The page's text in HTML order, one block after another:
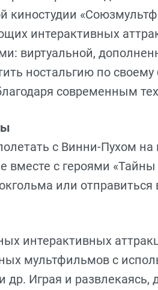
киностудии
интерактивных
виртуальной,
ностальгию по своему
современным
с Винни-Пухом
вместе с героями
или отправиться
интерактивных
мультфильмов с
др. Играя и